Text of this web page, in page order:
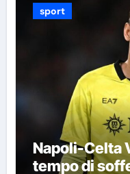
sport
Napoli-Celta
tempo di